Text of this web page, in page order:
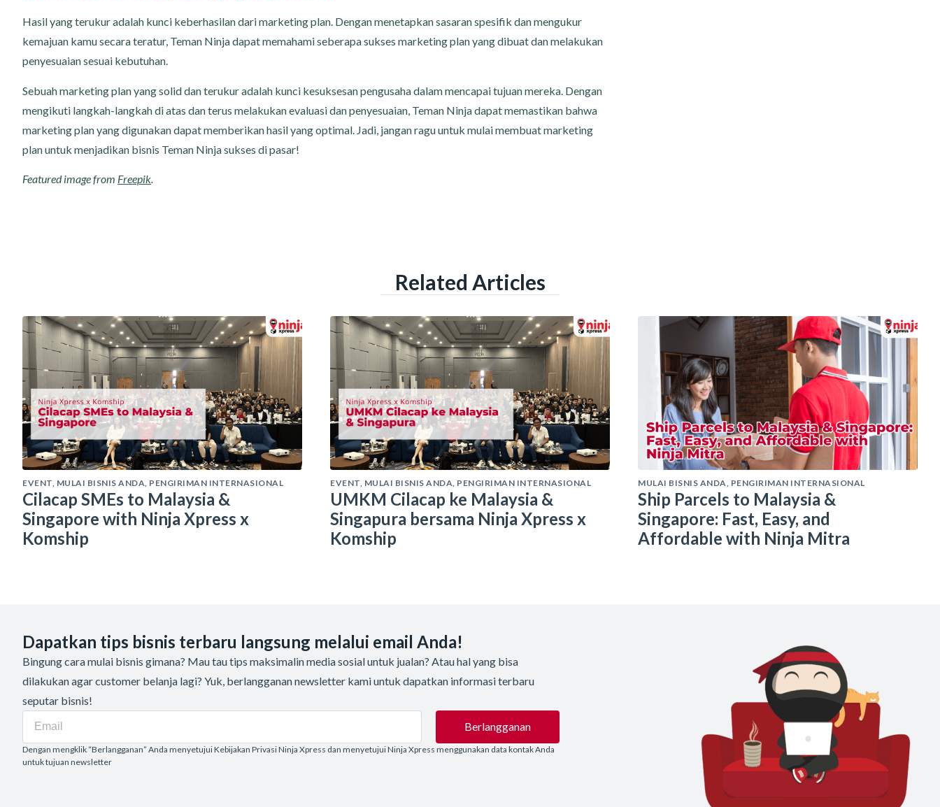
Hasil yang terukur adalah kunci keberhasilan dari marketing plan. Dengan menetapkan sasaran spesifik dan mengukur
kemajuan kamu secara teratur, Teman Ninja dapat memahami seberapa sukses marketing plan yang dibuat dan melakukan
penyesuaian sesuai kebutuhan.
Sebuah marketing plan yang solid dan terukur adalah kunci kesuksesan pengusaha dalam mencapai tujuan mereka. Dengan
mengikuti langkah-langkah di atas dan terus melakukan evaluasi dan penyesuaian, Teman Ninja dapat memastikan bahwa
marketing plan yang digunakan dapat memberikan hasil yang optimal. Jadi, jangan ragu untuk mulai membuat marketing
plan untuk menjadikan bisnis Teman Ninja sukses di pasar!
Featured image from Freepik.
Related Articles
EVENT MULAI BISNIS ANDA PENGIRIMAN INTERNASIONAL
Cilacap SMEs to Malaysia &
Singapore with Ninja Xpress x
Komship
EVENT MULAI BISNIS ANDA PENGIRIMAN INTERNASIONAL
UMKM Cilacap ke Malaysia &
Singapura bersama Ninja Xpress x
Komship
MULAI BISNIS ANDA PENGIRIMAN INTERNASIONAL
Ship Parcels to Malaysia &
Singapore: Fast, Easy, and
Affordable with Ninja Mitra
Dapatkan tips bisnis terbaru langsung melalui email Anda!
Bingung cara mulai bisnis gimana? Mau tau tips maksimalin media sosial untuk jualan? Atau hal yang bisa
dilakukan agar customer belanja lagi? Yuk, berlangganan newsletter kami untuk dapatkan informasi terbaru
seputar bisnis!
Berlangganan
Dengan mengklik “Berlangganan” Anda menyetujui Kebijakan Privasi Ninja Xpress dan menyetujui Ninja Xpress menggunakan data kontak Anda
untuk tujuan newsletter